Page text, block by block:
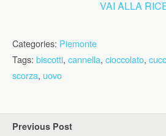
VAI ALLA
Categories: Piemonte
Tags: biscotti, cannella, cioccolato,
scorza, uovo
Previous Post